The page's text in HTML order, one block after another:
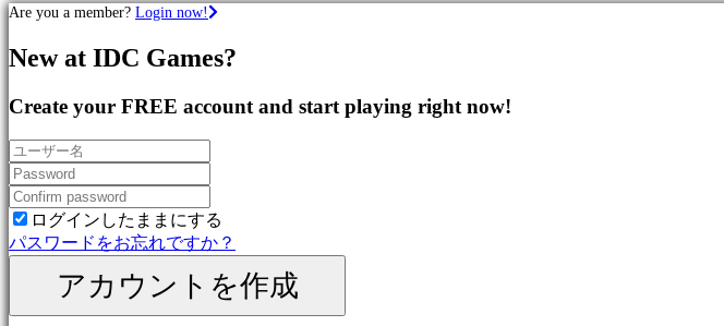
Games
ミ
ュ
ニ
テ
ィ
In-
Game
Are you a member? Login now!
New at IDC Games?
Create your FREE account and start playing right now!
ログインしたままにする
パスワードをお忘れですか？
アカウントを作成